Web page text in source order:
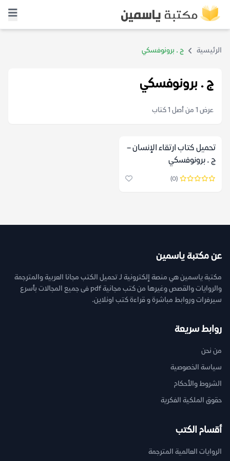
الرئيسية ج . برونوفسكي
ج . برونوفسكي
عرض 1 من أصل 1 كتاب
تحميل كتاب ارتقاء الإنسان –
ج . برونوفسكي
(0)
عن مكتبة ياسمين
مكتبة ياسمين هي منصة إلكترونية لـ تحميل الكتب مجانا العربية والمترجمة
والروايات والقصص وغيرها من كتب مجانية pdf فى جميع المجالات بأسرع
سيرفرات وروابط مباشرة و قراءة كتب اونلاين.
روابط سريعة
من نحن
سياسة الخصوصية
الشروط والأحكام
حقوق الملكية الفكرية
أقسام الكتب
الروايات العالمية المترجمة